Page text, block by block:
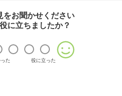
をお聞かせください
に立ちましたか？
た 役に立った